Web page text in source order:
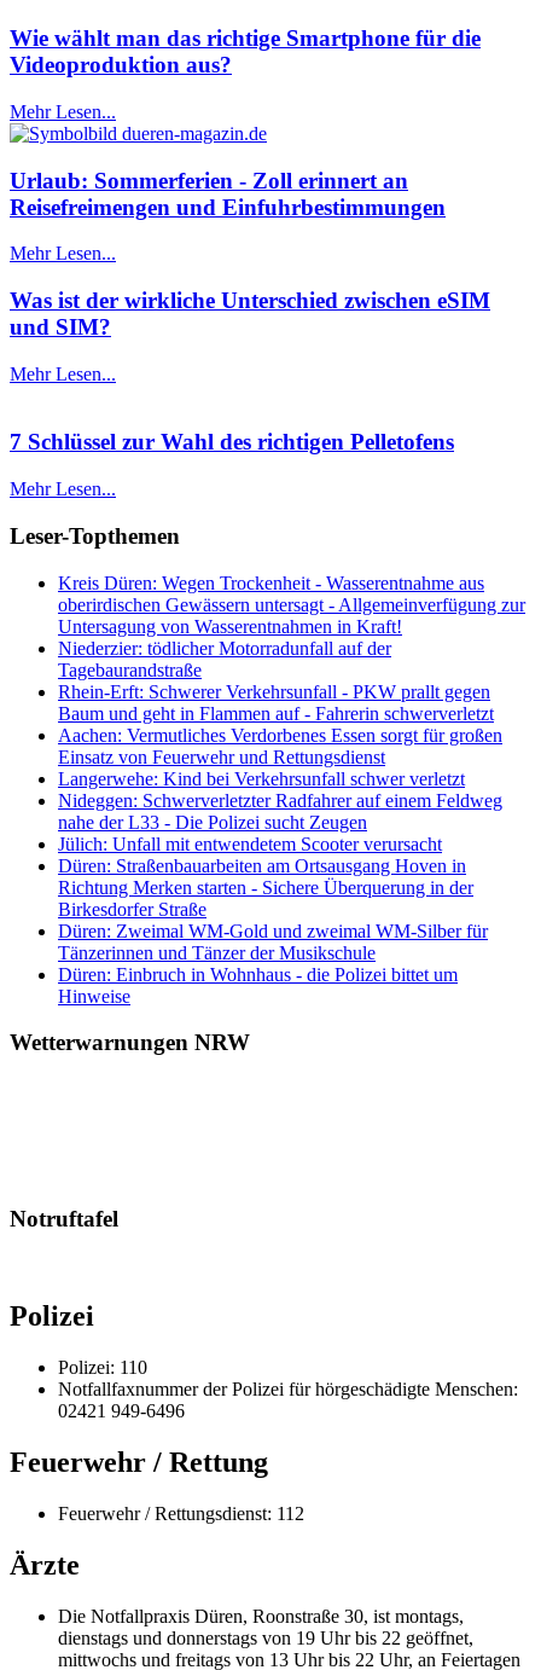
Wie wählt man das richtige Smartphone für die
Videoproduktion aus?
Mehr Lesen...
Urlaub: Sommerferien - Zoll erinnert an
Reisefreimengen und Einfuhrbestimmungen
Mehr Lesen...
Was ist der wirkliche Unterschied zwischen eSIM
und SIM?
Mehr Lesen...
7 Schlüssel zur Wahl des richtigen Pelletofens
Mehr Lesen...
Leser-Topthemen
Kreis Düren: Wegen Trockenheit - Wasserentnahme aus
oberirdischen Gewässern untersagt - Allgemeinverfügung zur
Untersagung von Wasserentnahmen in Kraft!
Niederzier: tödlicher Motorradunfall auf der
Tagebaurandstraße
Rhein-Erft: Schwerer Verkehrsunfall - PKW prallt gegen
Baum und geht in Flammen auf - Fahrerin schwerverletzt
Aachen: Vermutliches Verdorbenes Essen sorgt für großen
Einsatz von Feuerwehr und Rettungsdienst
Langerwehe: Kind bei Verkehrsunfall schwer verletzt
Nideggen: Schwerverletzter Radfahrer auf einem Feldweg
nahe der L33 - Die Polizei sucht Zeugen
Jülich: Unfall mit entwendetem Scooter verursacht
Düren: Straßenbauarbeiten am Ortsausgang Hoven in
Richtung Merken starten - Sichere Überquerung in der
Birkesdorfer Straße
Düren: Zweimal WM-Gold und zweimal WM-Silber für
Tänzerinnen und Tänzer der Musikschule
Düren: Einbruch in Wohnhaus - die Polizei bittet um
Hinweise
Wetterwarnungen NRW
Notruftafel
Polizei
Polizei: 110
Notfallfaxnummer der Polizei für hörgeschädigte Menschen:
02421 949-6496
Feuerwehr / Rettung
Feuerwehr / Rettungsdienst: 112
Ärzte
Die Notfallpraxis Düren, Roonstraße 30, ist montags,
dienstags und donnerstags von 19 Uhr bis 22 geöffnet,
mittwochs und freitags von 13 Uhr bis 22 Uhr, an Feiertagen